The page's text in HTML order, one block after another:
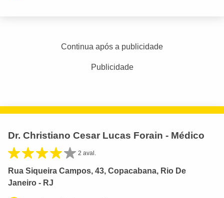
Continua após a publicidade
Publicidade
Dr. Christiano Cesar Lucas Forain - Médico
2 aval.
Rua Siqueira Campos, 43, Copacabana, Rio De
Janeiro - RJ